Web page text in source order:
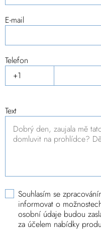
E-mail
Telefon
Text
Souhlasím se
informovat o
osobní údaje budou
za účelem nabídky